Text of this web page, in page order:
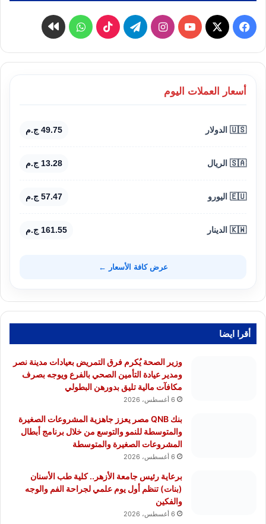
فيسبوك
‫X
‫YouTubeانستقرامتيلقرام ‫TikTokواتسابكواى
أسعار العملات اليوم
🇺🇸 الدولار 49.75 ج.م
🇸🇦 الريال 13.28 ج.م
🇪🇺 اليورو 57.47 ج.م
🇰🇼 الدينار 161.55 ج.م
عرض كافة الأسعار ←
أقرا ايضا
وزير الصحة يُكرم فرق التمريض بعيادات مدينة نصر
ومدير عيادة التأمين الصحي بالفرع ويوجه بصرف
مكافآت مالية تليق بدورهن البطولي
6 أغسطس، 2026
بنك QNB مصر يعزز جاهزية المشروعات الصغيرة
والمتوسطة للنمو والتوسع من خلال برنامج أبطال
المشروعات الصغيرة والمتوسطة
6 أغسطس، 2026
برعاية رئيس جامعة الأزهر.. كلية طب الأسنان
(بنات) تنظم أول يوم علمي لجراحة الفم والوجه
والفكين
6 أغسطس، 2026